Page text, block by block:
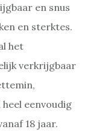
en snus
en sterktes.
het
verkrijgbaar
eenvoudig
18 jaar.